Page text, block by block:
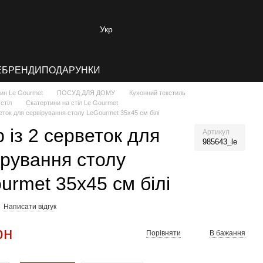
Укр
БРЕНДИ ПОДАРУНКИ
Le Gourmet ПОСУД ДЛЯ ДОМУ
Кухонний текстиль
Скатертини на стіл Le Gourmet
для сервірування столу LeGourmet 35x45 см білі
із 2 серветок для
столу
35x45 см білі
Артикул
985643_le
Написати відгук
Порівняти В бажання